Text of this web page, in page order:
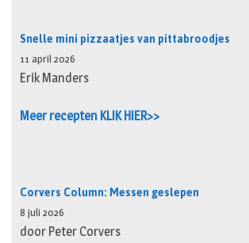
Snelle mini pizzaatjes van pittabroodjes
11 april 2026
Erik Manders
Meer recepten KLIK HIER>>
Corvers Column: Messen geslepen
8 juli 2026
door Peter Corvers